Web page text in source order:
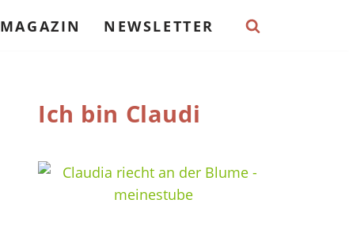
MAGAZIN NEWSLETTER
Ich bin Claudi